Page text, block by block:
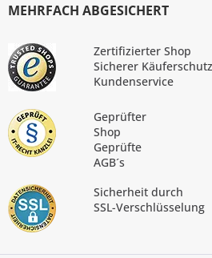
MEHRFACH ABGESICHERT
Zertifizierter Shop
Sicherer Käuferschutz
Kundenservice
Geprüfter
Shop
Geprüfte
AGB´s
Sicherheit durch
SSL-Verschlüsselung